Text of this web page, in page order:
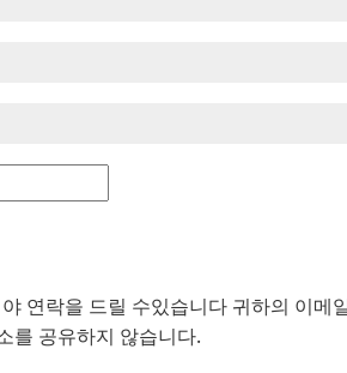
연락을 드릴 수있습니다 귀하의 이메
를 공유하지 않습니다.